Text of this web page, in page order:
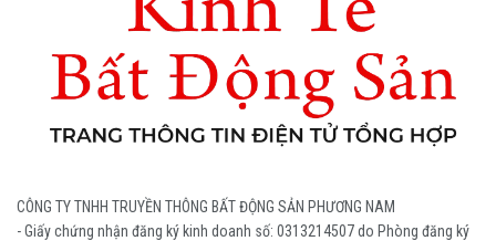
CÔNG TY TNHH TRUYỀN THÔNG BẤT ĐỘNG SẢN PHƯƠNG NAM
- Giấy chứng nhận đăng ký kinh doanh số: 0313214507 do Phòng đăng ký